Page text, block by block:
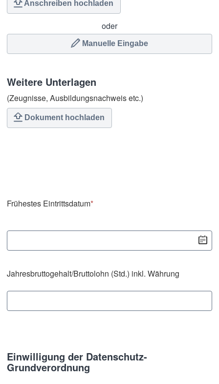
Anschreiben hochladen
oder
Manuelle Eingabe
Weitere Unterlagen
(Zeugnisse, Ausbildungsnachweis etc.)
Dokument hochladen
Frühestes Eintrittsdatum*
Jahresbruttogehalt/Bruttolohn (Std.) inkl. Währung
Einwilligung der Datenschutz-
Grundverordnung